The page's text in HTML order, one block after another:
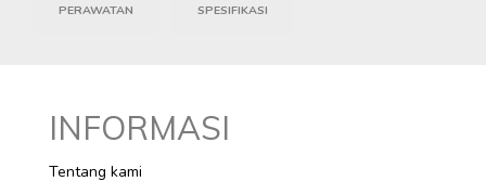
PERAWATAN SPESIFIKASI
INFORMASI
Tentang kami